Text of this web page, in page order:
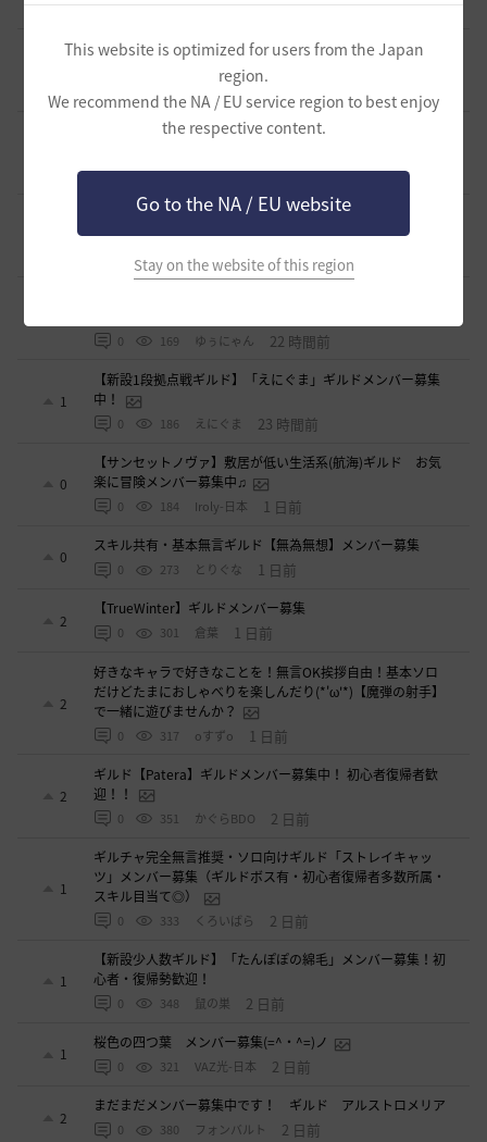
This website is optimized for users from the Japan
region.
We recommend the NA / EU service region to best enjoy
the respective content.
Go to the NA / EU website
Stay on the website of this region
0 174 シアラナーザ-日本 14 時間前
◇🔶【SOLATIO】メンバー募集!新規復帰者さんも歓迎！
139 たりほー-日本 14 時間前
【夢の結びめ】ワイワイ楽しめるメンバー募集中！🩷🧡💛💚
0 143 花ノひろみん 15 時間前
【クラバート】初心者、復帰、ベテラン、移籍、チャットが
苦手な方も歓迎致します
131 xマキナx-日本 15 時間前
0 169 ゆぅにゃん 22 時間前
1
【新設1段拠点戦ギルド】「えにぐま」ギルドメンバー募集
中！
0 186 えにぐま 23 時間前
0
【サンセットノヴァ】敷居が低い生活系(航海)ギルド お気
楽に冒険メンバー募集中♫
0 184 Iroly-日本 1 日前
0
スキル共有・基本無言ギルド【無為無想】メンバー募集
0 273 とりぐな 1 日前
2
【TrueWinter】ギルドメンバー募集
0 301 倉葉 1 日前
2
好きなキャラで好きなことを！無言OK挨拶自由！基本ソロ
だけどたまにおしゃべりを楽しんだり(*'ω'*)【魔弾の射手】
で一緒に遊びませんか？
0 317 oすずo 1 日前
2
ギルド【Patera】ギルドメンバー募集中！ 初心者復帰者歓
迎！！
0 351 かぐらBDO 2 日前
1
ギルチャ完全無言推奨・ソロ向けギルド「ストレイキャッ
ツ」メンバー募集（ギルドボス有・初心者復帰者多数所属・
スキル目当て◎）
0 333 くろいばら 2 日前
1
【新設少人数ギルド】「たんぽぽの綿毛」メンバー募集！初
心者・復帰勢歓迎！
0 348 鼠の巣 2 日前
1
桜色の四つ葉 メンバー募集(=^・^=)ノ
0 321 VAZ光-日本 2 日前
2
まだまだメンバー募集中です！ ギルド アルストロメリア
0 380 フォンバルト 2 日前